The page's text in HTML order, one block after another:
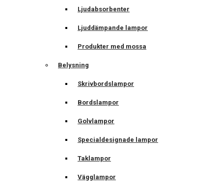
Ljudabsorbenter
Ljuddämpande lampor
Produkter med mossa
Belysning
Skrivbordslampor
Bordslampor
Golvlampor
Specialdesignade lampor
Taklampor
Vägglampor